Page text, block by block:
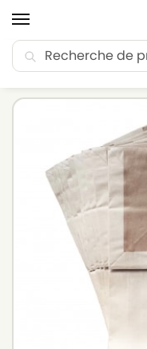
🚚 Livraison